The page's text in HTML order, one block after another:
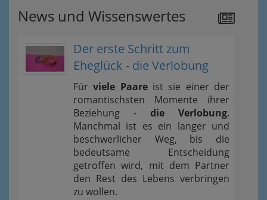
News und Wissenswertes
Der erste Schritt zum
Eheglück - die Verlobung
Fürviele Paareist sie einer der
romantischsten Momente ihrer
Beziehung - die Verlobung.
Manchmal ist es ein langer und
beschwerlicher Weg, bis die
bedeutsame Entscheidung
getroffen wird, mit dem Partner
den Rest des Lebens verbringen
zu wollen.